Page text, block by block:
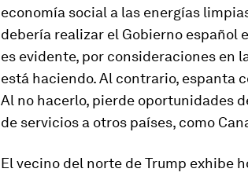
economía social a las energías
debería realizar el Gobierno español
es evidente, por consideraciones en
está haciendo. Al contrario, espanta
Al no hacerlo, pierde oportunidades
de servicios a otros países, como
El vecino del norte de Trump exhibe